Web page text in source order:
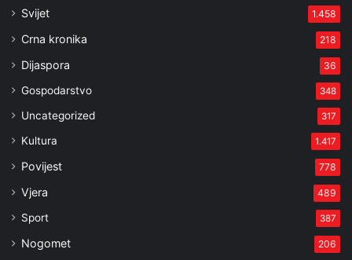
Svijet 1.458
Crna kronika 218
Dijaspora 36
Gospodarstvo 348
Uncategorized 317
Kultura 1.417
Povijest 778
Vjera 489
Sport 387
Nogomet 206